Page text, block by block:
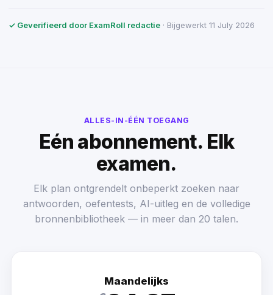
✓ Geverifieerd door ExamRoll redactie · Bijgewerkt 11 July 2026
ALLES-IN-ÉÉN TOEGANG
Eén abonnement. Elk
examen.
Elk plan ontgrendelt onbeperkt zoeken naar
antwoorden, oefentests, AI-uitleg en de volledige
bronnenbibliotheek — in meer dan 20 talen.
Maandelijks